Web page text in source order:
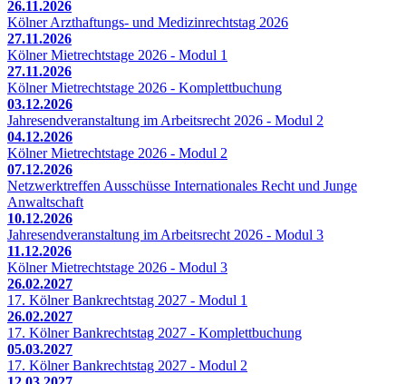
26.11.2026
Kölner Arzthaftungs- und Medizinrechtstag 2026
27.11.2026
Kölner Mietrechtstage 2026 - Modul 1
27.11.2026
Kölner Mietrechtstage 2026 - Komplettbuchung
03.12.2026
Jahresendveranstaltung im Arbeitsrecht 2026 - Modul 2
04.12.2026
Kölner Mietrechtstage 2026 - Modul 2
07.12.2026
Netzwerktreffen Ausschüsse Internationales Recht und Junge
Anwaltschaft
10.12.2026
Jahresendveranstaltung im Arbeitsrecht 2026 - Modul 3
11.12.2026
Kölner Mietrechtstage 2026 - Modul 3
26.02.2027
17. Kölner Bankrechtstag 2027 - Modul 1
26.02.2027
17. Kölner Bankrechtstag 2027 - Komplettbuchung
05.03.2027
17. Kölner Bankrechtstag 2027 - Modul 2